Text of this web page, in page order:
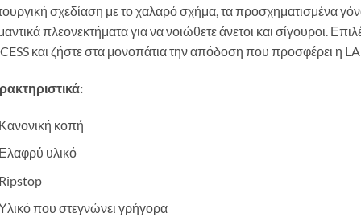
σχεδίαση με το χαλαρό σχήμα, τα προσχηματισμένα
πλεονεκτήματα για να νοιώθετε άνετοι και σίγουροι.
και ζήστε στα μονοπάτια την απόδοση που προσφέρει η
Κανονική κοπή
Ελαφρύ υλικό
Ripstop
που στεγνώνει γρήγορα